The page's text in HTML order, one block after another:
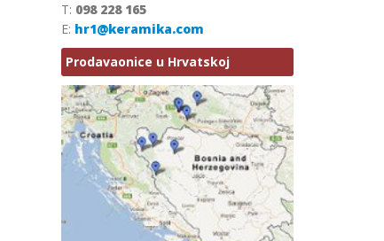
T: 098 228 165
E: hr1@keramika.com
Prodavaonice u Hrvatskoj